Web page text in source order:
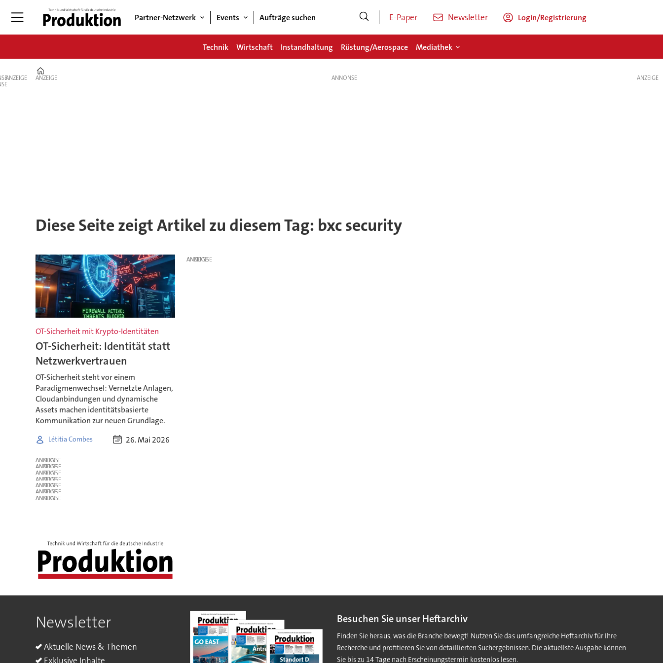
Partner-Netzwerk Events Aufträge suchen E-Paper Newsletter Login/Registrierung
Technik Wirtschaft Instandhaltung Rüstung/Aerospace Mediathek
ANZEIGE ANZEIGE
Diese Seite zeigt Artikel zu diesem Tag: bxc security
OT-Sicherheit mit Krypto-Identitäten
OT-Sicherheit: Identität statt
Netzwerkvertrauen
OT-Sicherheit steht vor einem
Paradigmenwechsel: Vernetzte Anlagen,
Cloudanbindungen und dynamische
Assets machen identitätsbasierte
Kommunikation zur neuen Grundlage.
Létitia Combes 26. Mai 2026
ANZEIGE
ANZEIGE
ANZEIGE
ANZEIGE
ANZEIGE
ANZEIGE
ANZEIGE
ANZEIGE
ANZEIGE
Newsletter
Aktuelle News & Themen
Exklusive Inhalte
Besuchen Sie unser Heftarchiv
Finden Sie heraus, was die Branche bewegt! Nutzen Sie das umfangreiche Heftarchiv für Ihre
Recherche und profitieren Sie von detaillierten Suchergebnissen. Die aktuellste Ausgabe können
Sie bis zu 14 Tage nach Erscheinungstermin kostenlos lesen.